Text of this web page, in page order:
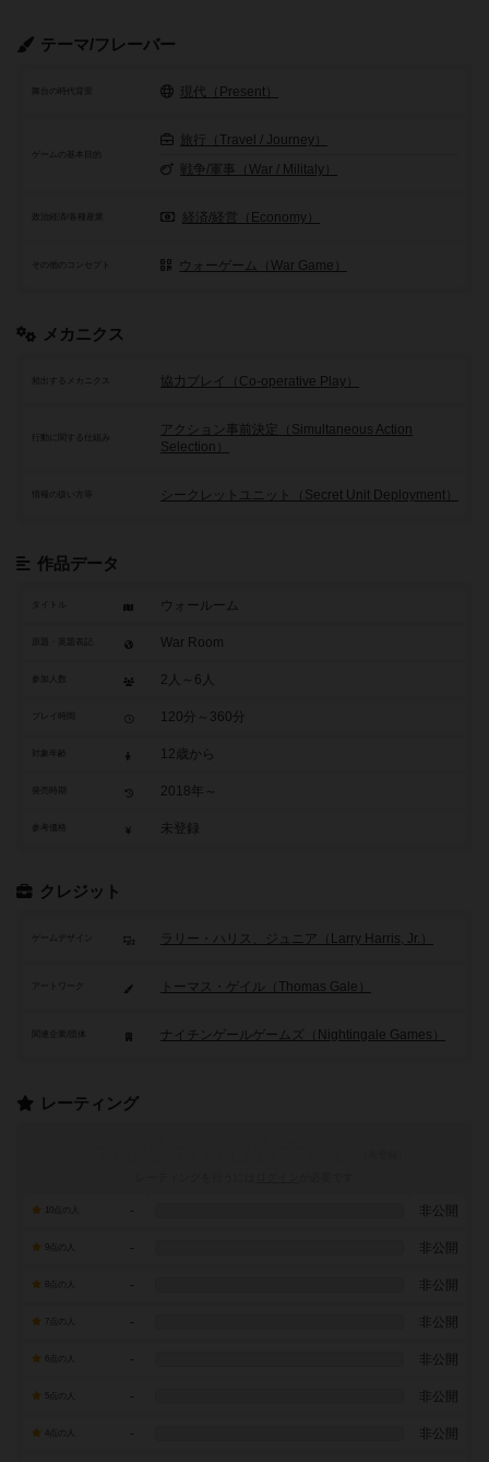
テーマ/フレーバー
舞台の時代背景 現代（Present）
ゲームの基本目的
旅行（Travel / Journey）
戦争/軍事（War / Militaly）
政治経済/各種産業 経済/経営（Economy）
その他のコンセプト ウォーゲーム（War Game）
メカニクス
頻出するメカニクス 協力プレイ（Co-operative Play）
行動に関する仕組み
アクション事前決定（Simultaneous Action
Selection）
シークレットユニット（Secret Unit Deployment）
作品データ
タイトル ウォールーム
War Room
参加人数 2人～6人
120分～360分
12歳から
2018年～
参考価格 未登録
クレジット
ゲームデザイン ラリー・ハリス、ジュニア（Larry Harris, Jr.）
アートワーク トーマス・ゲイル（Thomas Gale）
ナイチンゲールゲームズ（Nightingale Games）
レーティング
- 非公開
- 非公開
- 非公開
7点の人 - 非公開
- 非公開
- 非公開
- 非公開